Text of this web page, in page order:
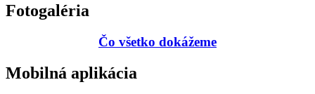
Fotogaléria
Čo všetko dokážeme
Mobilná aplikácia